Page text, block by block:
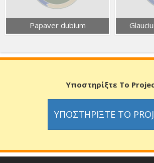
Papaver dubium
Υποστηρίξτε Το
ΥΠΟΣΤΗΡΊΞΤΕ ΤΟ